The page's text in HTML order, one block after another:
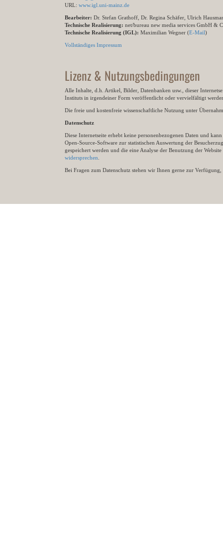
URL: www.igl.uni-mainz.de
Bearbeiter: Dr. Stefan Grathoff, Dr. Regina Schäfer, Ulrich
Technische Realisierung: net/bureau new media services GmbH &
Technische Realisierung (IGL): Maximilian Wegner (E-Mail)
Vollständiges Impressum
Lizenz & Nutzungsbedingungen
Alle Inhalte, d.h. Artikel, Bilder, Datenbanken usw., dieser
Instituts in irgendeiner Form veröffentlicht oder vervielfältigt
Die freie und kostenfreie wissenschaftliche Nutzung unter
Datenschutz
Diese Internetseite erhebt keine personenbezogenen Daten und
Open-Source-Software zur statistischen Auswertung der
gespeichert werden und die eine Analyse der Benutzung der
widersprechen
Bei Fragen zum Datenschutz stehen wir Ihnen gerne zur